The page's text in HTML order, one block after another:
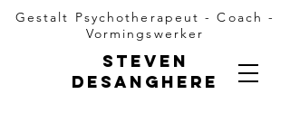
Steven
Desanghere
Gestalt Psychotherapeut - Coach -
Vormingswerker